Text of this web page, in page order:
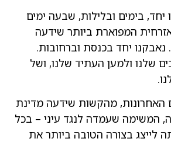
יחד, בימים ובלילות, שבעה ימים
המפוארת ביותר שידעה
יחד בכנסת וברחובות.
שלנו ולמען העתיד שלנו, ושל
האחרונות, מהקשות שידעה מדינת
המשימה שעמדה לנגד עיני – בכל
לייצג בצורה הטובה ביותר את